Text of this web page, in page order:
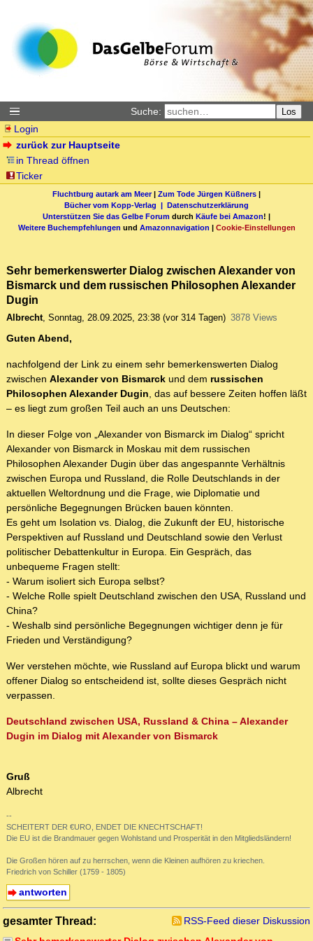
Suche: Los
Login
zurück zur Hauptseite
in Thread öffnen
Ticker
Fluchtburg autark am Meer| Zum Tode Jürgen Küßners |
Bücher vom Kopp-Verlag | Datenschutzerklärung
Unterstützen Sie das Gelbe Forum durch Käufe bei Amazon! |
Weitere Buchempfehlungen und Amazonnavigation | Cookie-Einstellungen
Sehr bemerkenswerter Dialog zwischen Alexander von
Bismarck und dem russischen Philosophen Alexander
Dugin
Albrecht, Sonntag, 28.09.2025, 23:38 (vor 314 Tagen) 3878 Views
Guten Abend,
nachfolgend der Link zu einem sehr bemerkenswerten Dialog
zwischen Alexander von Bismarck und dem russischen
Philosophen Alexander Dugin, das auf bessere Zeiten hoffen läßt
– es liegt zum großen Teil auch an uns Deutschen:
In dieser Folge von „Alexander von Bismarck im Dialog“ spricht
Alexander von Bismarck in Moskau mit dem russischen
Philosophen Alexander Dugin über das angespannte Verhältnis
zwischen Europa und Russland, die Rolle Deutschlands in der
aktuellen Weltordnung und die Frage, wie Diplomatie und
persönliche Begegnungen Brücken bauen könnten.
Es geht um Isolation vs. Dialog, die Zukunft der EU, historische
Perspektiven auf Russland und Deutschland sowie den Verlust
politischer Debattenkultur in Europa. Ein Gespräch, das
unbequeme Fragen stellt:
- Warum isoliert sich Europa selbst?
- Welche Rolle spielt Deutschland zwischen den USA, Russland und
China?
- Weshalb sind persönliche Begegnungen wichtiger denn je für
Frieden und Verständigung?
Wer verstehen möchte, wie Russland auf Europa blickt und warum
offener Dialog so entscheidend ist, sollte dieses Gespräch nicht
verpassen.
Deutschland zwischen USA, Russland & China – Alexander
Dugin im Dialog mit Alexander von Bismarck
Gruß
Albrecht
--
SCHEITERT DER €URO, ENDET DIE KNECHTSCHAFT!
Die EU ist die Brandmauer gegen Wohlstand und Prosperität in den Mitgliedsländern!
Die Großen hören auf zu herrschen, wenn die Kleinen aufhören zu kriechen.
Friedrich von Schiller (1759 - 1805)
antworten
gesamter Thread:
RSS-Feed dieser Diskussion